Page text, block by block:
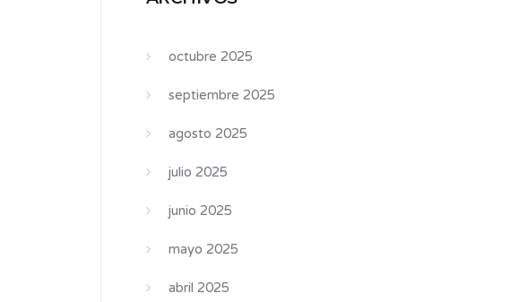
octubre 2025
septiembre 2025
agosto 2025
julio 2025
junio 2025
mayo 2025
abril 2025